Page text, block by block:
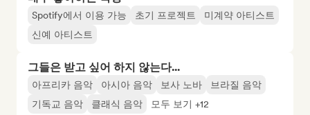
Spotify에서 이용 가능 초기 프로젝트
미계약 아티스트
신예 아티스트
그들은 받고 싶어 하지 않는다...
아프리카 음악 아시아 음악 보사 노바
브라질 음악
기독교 음악
클래식 음악 모두 보기 +12